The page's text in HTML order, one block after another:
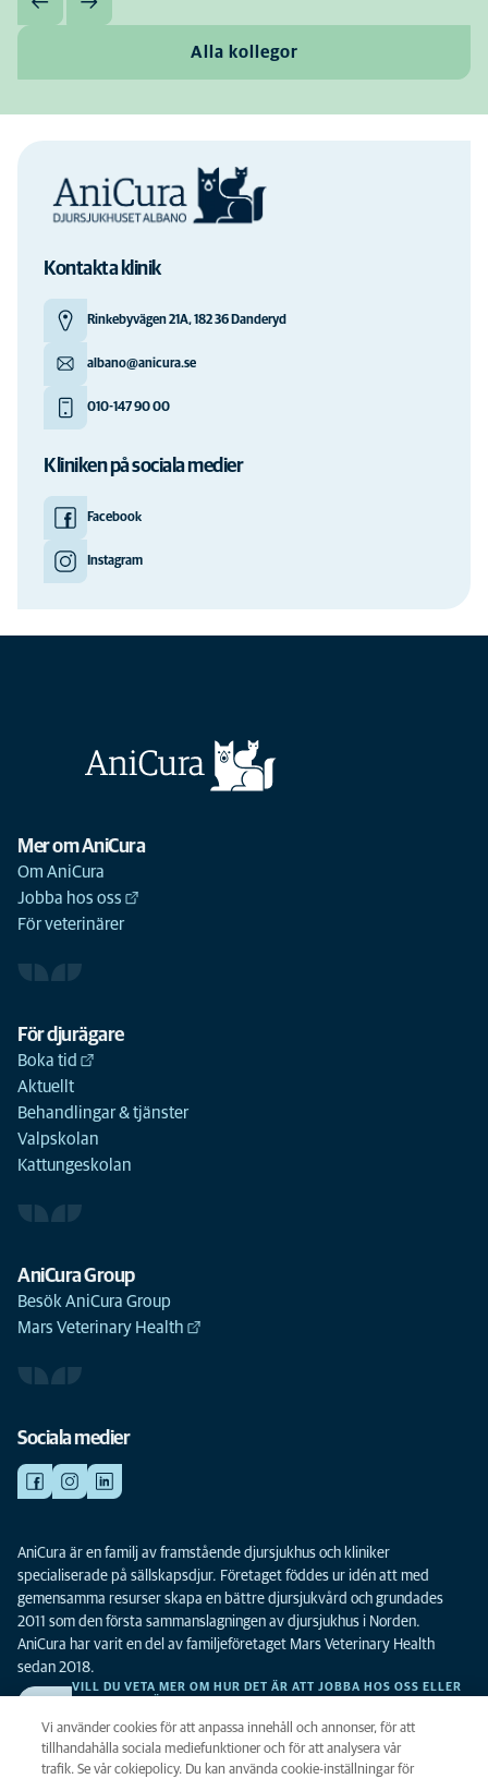
Alla kollegor
Kontakta klinik
Rinkebyvägen 21A, 182 36 Danderyd
albano@anicura.se
010-147 90 00
Kliniken på sociala medier
Facebook
Instagram
Mer om AniCura
Om AniCura
Jobba hos oss
För veterinärer
För djurägare
Boka tid
Aktuellt
Behandlingar & tjänster
Valpskolan
Kattungeskolan
AniCura Group
Besök AniCura Group
Mars Veterinary Health
Sociala medier
AniCura är en familj av framstående djursjukhus och kliniker
specialiserade på sällskapsdjur. Företaget föddes ur idén att med
gemensamma resurser skapa en bättre djursjukvård och grundades
2011 som den första sammanslagningen av djursjukhus i Norden.
AniCura har varit en del av familjeföretaget Mars Veterinary Health
sedan 2018.
VILL DU VETA MER OM HUR DET ÄR ATT JOBBA HOS OSS ELLER
Vi använder cookies för att anpassa innehåll och annonser, för att
tillhandahålla sociala mediefunktioner och för att analysera vår
trafik. Se vår cokiepolicy. Du kan använda cookie-inställningar för